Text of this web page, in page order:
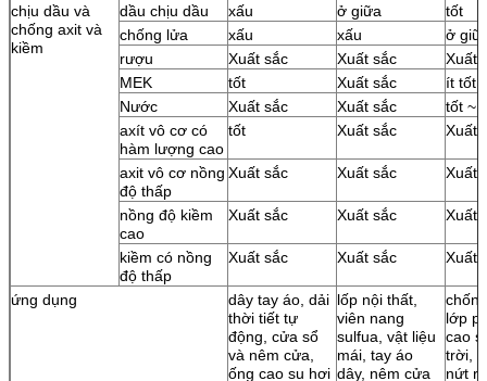
chịu dầu và
chống axit và
kiềm
dầu chịu dầu xấu ở giữa
tốt
chống lửa
xấu xấu
ở
rượu
Xuất sắc Xuất sắc
Xuất
MEK
tốt Xuất sắc
ít tốt
Nước
Xuất sắc Xuất sắc
tốt ~
axít vô cơ có
hàm lượng cao
tốt Xuất sắc Xuất
axit vô cơ nồng
độ thấp
Xuất sắc Xuất sắc Xuất
nồng độ kiềm
cao
Xuất sắc Xuất sắc Xuất
kiềm có nồng
độ thấp
Xuất sắc Xuất sắc Xuất
ứng dụng
dây tay áo, dải
thời tiết tự
động, cửa sổ
và nêm cửa,
ống cao su hơi
lốp nội thất,
viên nang
sulfua, vật liệu
mái, tay áo
dây, nêm cửa
lớp
cao
trời,
nứt